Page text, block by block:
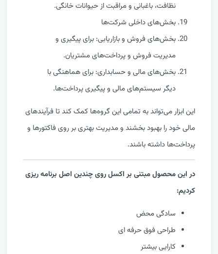
نظافت، باغبانی و مراقبت از حیوانات خانگی.
بخش‌های داخلی شرکت‌ها
بخش‌های فروش و بازاریابی: برای پیگیری و
مدیریت فروش و پرداخت‌های مشتریان.
بخش‌های مالی و حسابداری: برای هماهنگی با
دیگر سیستم‌های مالی و پیگیری پرداخت‌ها.
این ابزار می‌تواند به تمامی این گروه‌ها کمک کند تا فرآیندهای
مالی خود را بهبود بخشند و مدیریت بهتری بر روی فاکتورها و
پرداخت‌ها داشته باشند.
در این محصول مبتنی بر اکسل روی چندین اصل برنامه ریزی
کردیم:
سادگی محض
طراحی فوق حرفه ای
کارایی بیشتر